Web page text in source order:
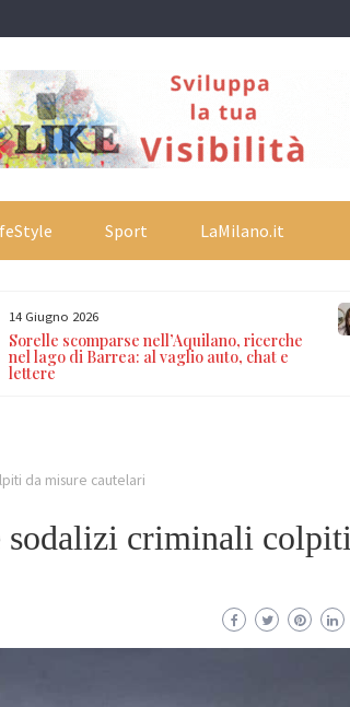
Sport LaMilano.it
14 Giugno 2026
Sorelle scomparse nell’Aquilano, ricerche
nel lago di Barrea: al vaglio auto, chat e
lettere
da misure cautelari
sodalizi criminali colpiti